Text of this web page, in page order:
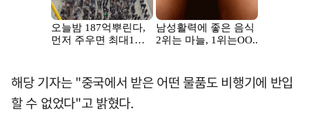
해당 기자는 "중국에서 받은 어떤 물품도 비행기에 반입
할 수 없었다"고 밝혔다.